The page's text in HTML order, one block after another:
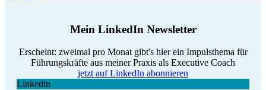
Mein LinkedIn Newsletter
Erscheint: zweimal pro Monat gibt's hier ein Impulsthema für
Führungskräfte aus meiner Praxis als Executive Coach
jetzt auf LinkedIn abonnieren
Linkedin